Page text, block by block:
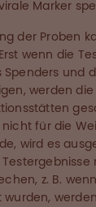
Marker
der Proben
wenn die
Spenders und
werden
nicht für die
wird es
z. B.